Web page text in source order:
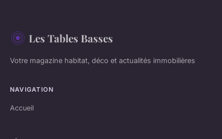
Les Tables Basses
Votre magazine habitat, déco et actualités immobilières
NAVIGATION
Accueil